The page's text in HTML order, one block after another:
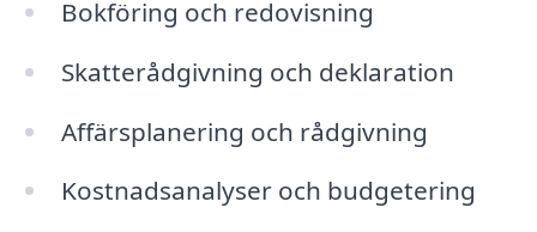
Bokföring och redovisning
Skatterådgivning och deklaration
Affärsplanering och rådgivning
Kostnadsanalyser och budgetering